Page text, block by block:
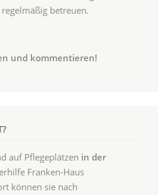
betreuen.
und kommentieren!
auf Pflegeplätzen in der
Franken-Haus
können sie nach